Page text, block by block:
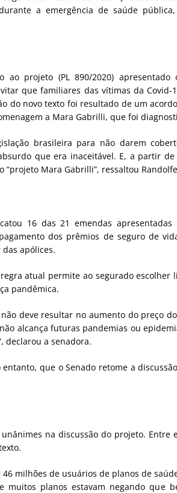
a emergência de saúde
projeto (PL 890/2020) apresentado
que familiares das vítimas da
do novo texto foi resultado de um
a Mara Gabrilli, que foi
brasileira para não darem
que era inaceitável. E, a partir
“projeto Mara Gabrilli”, ressaltou
16 das 21 emendas
dos prêmios de seguro de
apólices.
atual permite ao segurado
pandêmica.
deve resultar no aumento do preço
alcança futuras pandemias ou
declarou a senadora.
que o Senado retome a
na discussão do projeto. Entre
46 milhões de usuários de planos de
planos estavam negando que